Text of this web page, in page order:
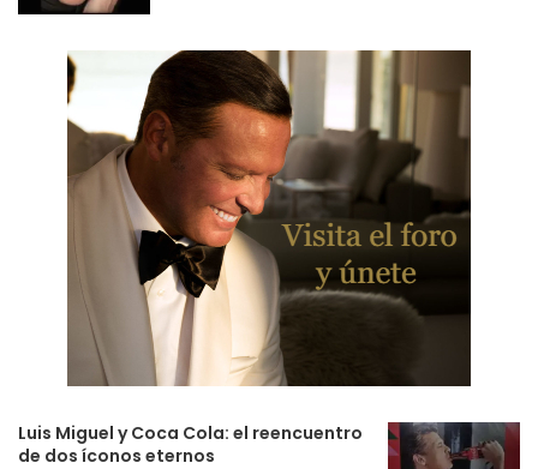
Luis Miguel y Coca Cola: el reencuentro
de dos íconos eternos